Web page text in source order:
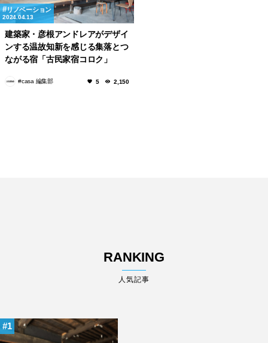
リノベーション
2024.04.13
建築家・彦根アンドレアがデザイ
ンする温故知新を感じる集落とつ
ながる宿「古民家宿コロク」
#casa 編集部 5 2,150
RANKING
人気記事
1